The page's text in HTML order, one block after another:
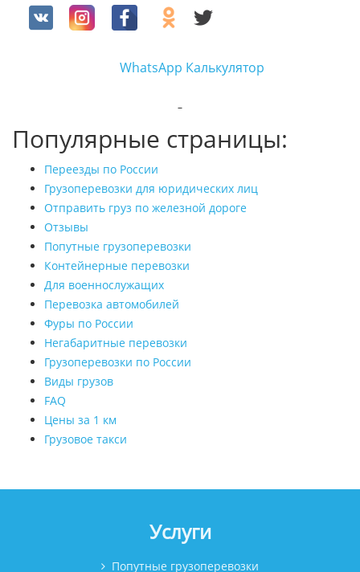
WhatsApp Калькулятор
Популярные страницы:
Переезды по России
Грузоперевозки для юридических лиц
Отправить груз по железной дороге
Отзывы
Попутные грузоперевозки
Контейнерные перевозки
Для военнослужащих
Перевозка автомобилей
Фуры по России
Негабаритные перевозки
Грузоперевозки по России
Виды грузов
FAQ
Цены за 1 км
Грузовое такси
Услуги
Попутные грузоперевозки